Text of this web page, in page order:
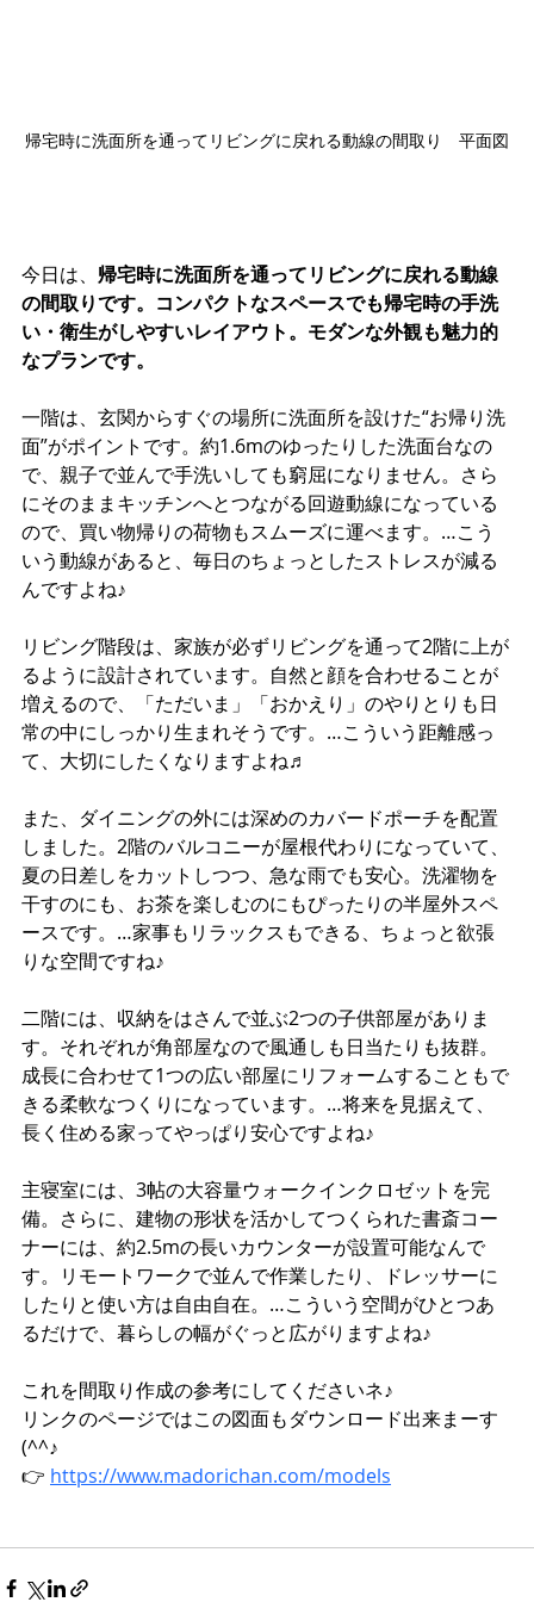
帰宅時に洗面所を通ってリビングに戻れる動線の間取り　平面図
今日は、 帰宅時に洗面所を通ってリビングに戻れる動線
の間取りです。コンパクトなスペースでも帰宅時の手洗
い・衛生がしやすいレイアウト。モダンな外観も魅力的
なプランです。
一階は、玄関からすぐの場所に洗面所を設けた“お帰り洗
面”がポイントです。約1.6mのゆったりした洗面台なの
で、親子で並んで手洗いしても窮屈になりません。さら
にそのままキッチンへとつながる回遊動線になっている
ので、買い物帰りの荷物もスムーズに運べます。…こう
いう動線があると、毎日のちょっとしたストレスが減る
んですよね♪
リビング階段は、家族が必ずリビングを通って2階に上が
るように設計されています。自然と顔を合わせることが
増えるので、「ただいま」「おかえり」のやりとりも日
常の中にしっかり生まれそうです。…こういう距離感っ
て、大切にしたくなりますよね♬
また、ダイニングの外には深めのカバードポーチを配置
しました。2階のバルコニーが屋根代わりになっていて、
夏の日差しをカットしつつ、急な雨でも安心。洗濯物を
干すのにも、お茶を楽しむのにもぴったりの半屋外スペ
ースです。…家事もリラックスもできる、ちょっと欲張
りな空間ですね♪
二階には、収納をはさんで並ぶ2つの子供部屋がありま
す。それぞれが角部屋なので風通しも日当たりも抜群。
成長に合わせて1つの広い部屋にリフォームすることもで
きる柔軟なつくりになっています。…将来を見据えて、
長く住める家ってやっぱり安心ですよね♪
主寝室には、3帖の大容量ウォークインクロゼットを完
備。さらに、建物の形状を活かしてつくられた書斎コー
ナーには、約2.5mの長いカウンターが設置可能なんで
す。リモートワークで並んで作業したり、ドレッサーに
したりと使い方は自由自在。…こういう空間がひとつあ
るだけで、暮らしの幅がぐっと広がりますよね♪
これを間取り作成の参考にしてくださいネ♪
リンクのページではこの図面もダウンロード出来まーす
(^^♪
👉 https://www.madorichan.com/models